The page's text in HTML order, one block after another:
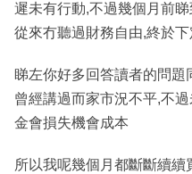
遲未有行動,不過幾個月前
從來冇聽過財務自由,終於下
睇左你好多回答讀者的問
曾經講過而家市況不平,不
金會損失機會成本
所以我呢幾個月都斷斷續續